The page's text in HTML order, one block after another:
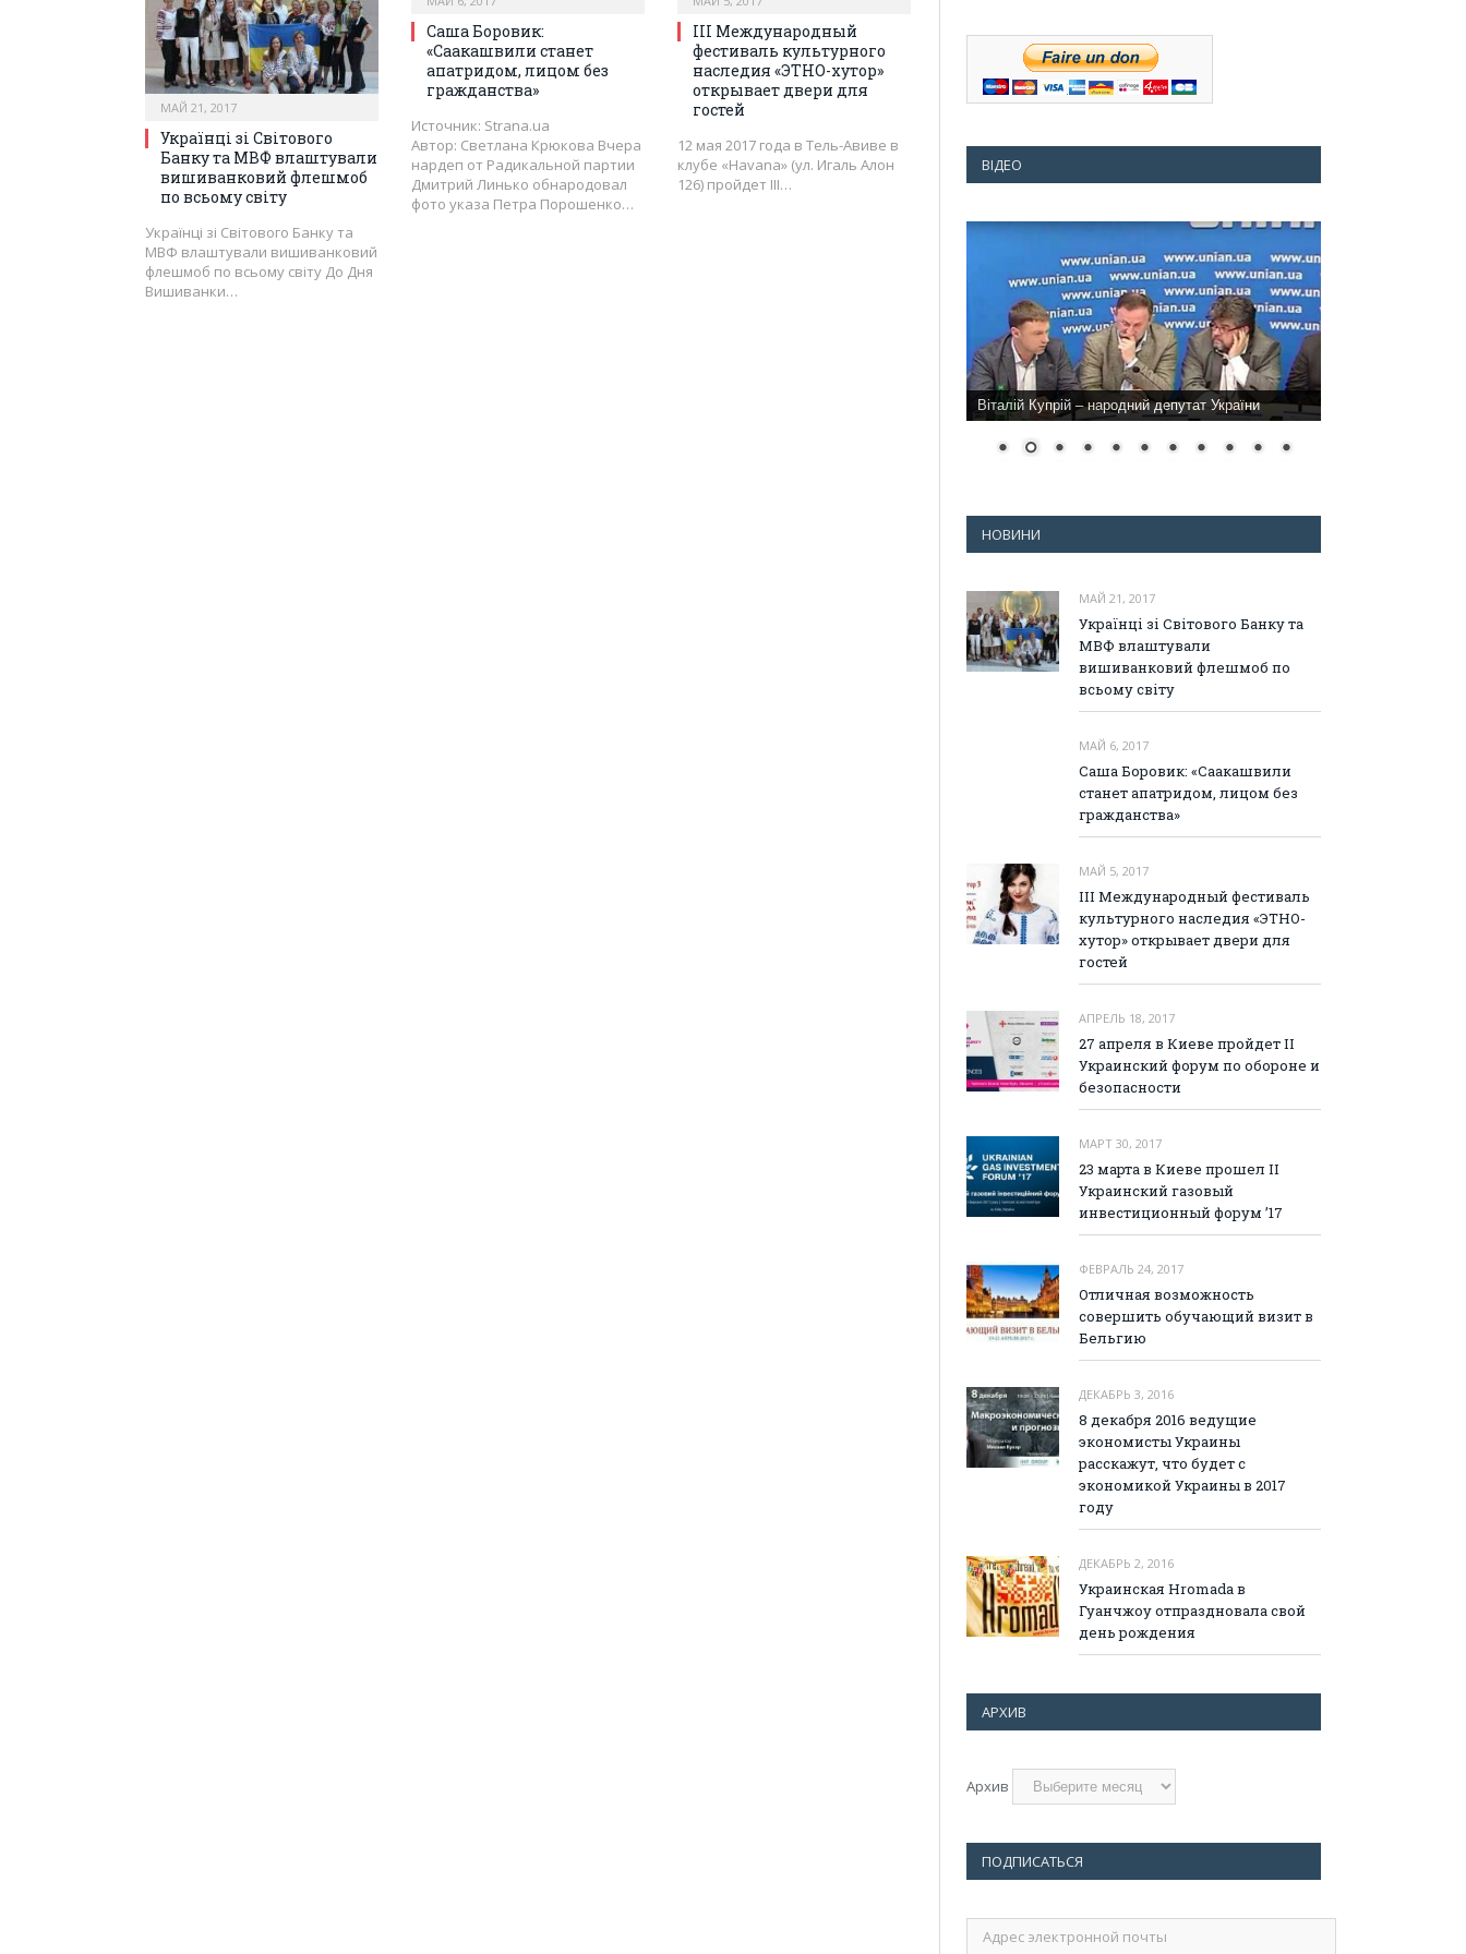
МАЙ 21, 2017
Українці зі Світового
Банку та МВФ влаштували
вишиванковий флешмоб
по всьому світу
Українці зі Світового Банку та
МВФ влаштували вишиванковий
флешмоб по всьому світу До Дня
Вишиванки…
Саша Боровик:
«Саакашвили станет
апатридом, лицом без
гражданства»
Источник: Strana.ua
Автор: Светлана Крюкова Вчера
нардеп от Радикальной партии
Дмитрий Линько обнародовал
фото указа Петра Порошенко…
III Международный
фестиваль культурного
наследия «ЭТНО-хутор»
открывает двери для
гостей
12 мая 2017 года в Тель-Авиве в
клубе «Havana» (ул. Игаль Алон
126) пройдет III…
ВІДЕО
Віталій Купрій – народний депутат України
НОВИНИ
МАЙ 21, 2017
Українці зі Світового Банку та
МВФ влаштували
вишиванковий флешмоб по
всьому світу
МАЙ 6, 2017
Саша Боровик: «Саакашвили
станет апатридом, лицом без
гражданства»
МАЙ 5, 2017
III Международный фестиваль
культурного наследия «ЭТНО-
хутор» открывает двери для
гостей
АПРЕЛЬ 18, 2017
27 апреля в Киеве пройдет II
Украинский форум по обороне и
безопасности
МАРТ 30, 2017
23 марта в Киеве прошел II
Украинский газовый
инвестиционный форум ’17
ФЕВРАЛЬ 24, 2017
Отличная возможность
совершить обучающий визит в
Бельгию
ДЕКАБРЬ 3, 2016
8 декабря 2016 ведущие
экономисты Украины
расскажут, что будет с
экономикой Украины в 2017
году
ДЕКАБРЬ 2, 2016
Украинская Hromada в
Гуанчжоу отпраздновала свой
день рождения
АРХИВ
Архив
ПОДПИСАТЬСЯ
электронной